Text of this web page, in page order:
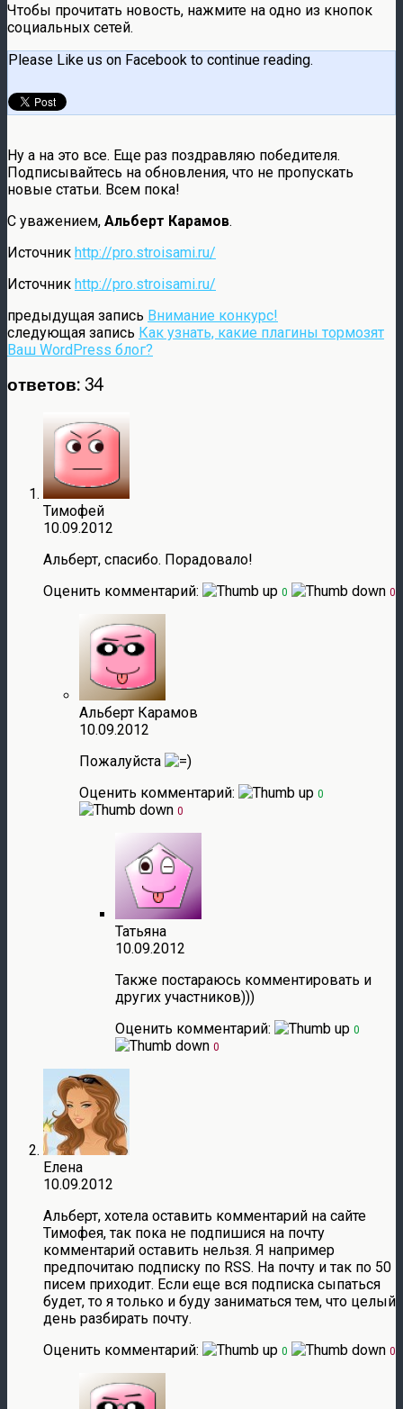
Чтобы прочитать новость, нажмите на одно из кнопок
социальных сетей.
Please Like us on Facebook to continue reading.
Ну а на это все. Еще раз поздравляю победителя.
Подписывайтесь на обновления, что не пропускать
новые статьи. Всем пока!
С уважением, Альберт Карамов.
Источник http://pro.stroisami.ru/
Источник http://pro.stroisami.ru/
предыдущая запись Внимание конкурс!
следующая запись Как узнать, какие плагины тормозят
Ваш WordPress блог?
ответов: 34
Тимофей
10.09.2012
Альберт, спасибо. Порадовало!
Оценить комментарий:
0 0
Альберт Карамов
10.09.2012
Пожалуйста
Оценить комментарий:
0
0
Татьяна
10.09.2012
Также постараюсь комментировать и
других участников)))
Оценить комментарий:
0
0
Елена
10.09.2012
Альберт, хотела оставить комментарий на сайте
Тимофея, так пока не подпишися на почту
комментарий оставить нельзя. Я например
предпочитаю подписку по RSS. На почту и так по 50
писем приходит. Если еще вся подписка сыпаться
будет, то я только и буду заниматься тем, что целый
день разбирать почту.
Оценить комментарий:
0 0